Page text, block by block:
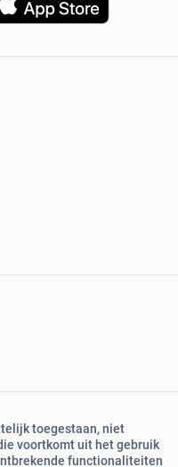
toegestaan, niet
voortkomt uit het gebruik
functionaliteiten